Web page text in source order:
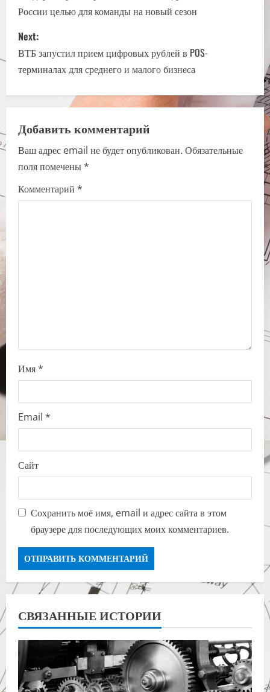
s
t
n
a
v
i
g
a
России целью для команды на новый сезон
Next:
ВТБ запустил прием цифровых рублей в POS-
терминалах для среднего и малого бизнеса
Добавить комментарий
Ваш адрес email не будет опубликован. Обязательные
поля помечены*
Комментарий *
Имя*
Email *
Сайт
Сохранить моё имя, email и адрес сайта в этом
браузере для последующих моих комментариев.
СВЯЗАННЫЕ ИСТОРИИ